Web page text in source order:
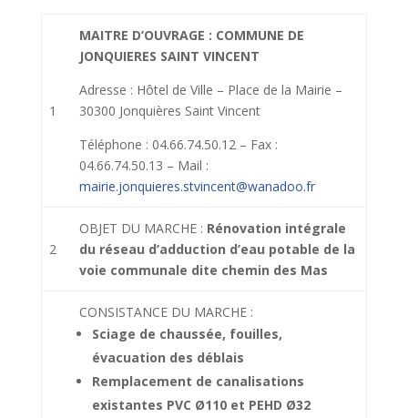
1
MAITRE D’OUVRAGE : COMMUNE DE
JONQUIERES SAINT VINCENT
Adresse : Hôtel de Ville – Place de la Mairie –
30300 Jonquières Saint Vincent
Téléphone : 04.66.74.50.12 – Fax :
04.66.74.50.13 – Mail :
mairie.jonquieres.stvincent@wanadoo.fr
2
OBJET DU MARCHE : Rénovation intégrale
du réseau d’adduction d’eau potable de la
voie communale dite chemin des Mas
CONSISTANCE DU MARCHE :
Sciage de chaussée, fouilles,
évacuation des déblais
Remplacement de canalisations
existantes PVC Ø110 et PEHD Ø32